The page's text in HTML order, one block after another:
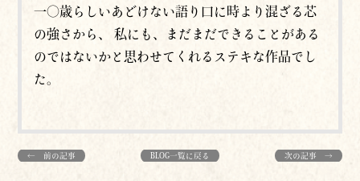
一〇歳らしいあどけない語り口に時より混ざる芯
の強さから、 私にも、まだまだできることがある
のではないかと思わせてくれるステキな作品でし
た。
← 前の記事 BLOG一覧に戻る 次の記事 →